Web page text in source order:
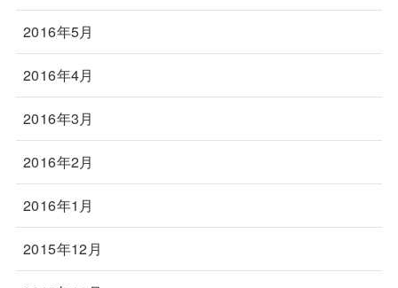
2016年5月
2016年4月
2016年3月
2016年2月
2016年1月
2015年12月